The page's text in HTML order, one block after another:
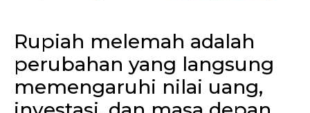
Rupiah melemah adalah
perubahan yang langsung
memengaruhi nilai uang,